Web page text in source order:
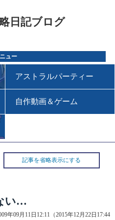
日記ブログ
ュー
アストラルパーティー
自作動画＆ゲーム
記事を省略表示にする
い…
年09月11日12:11（2015年12月22日17:44